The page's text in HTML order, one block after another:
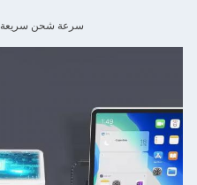
سرعة شحن سريعة